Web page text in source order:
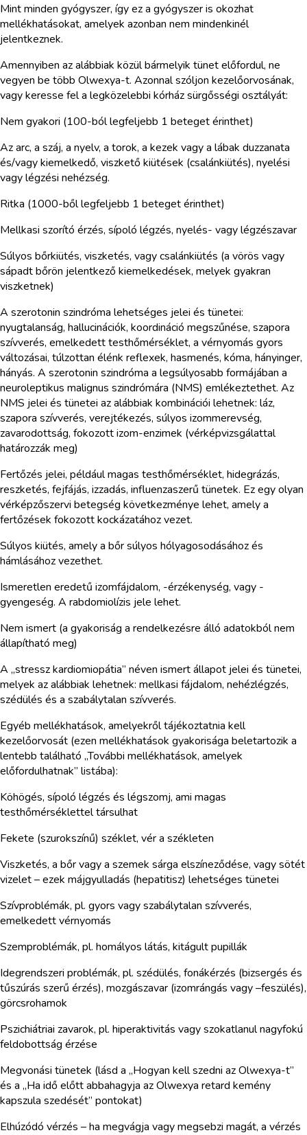
Mint minden gyógyszer, így ez a gyógyszer is okozhat
mellékhatásokat, amelyek azonban nem mindenkinél
jelentkeznek.
Amennyiben az alábbiak közül bármelyik tünet előfordul, ne
vegyen be több Olwexya-t. Azonnal szóljon kezelőorvosának,
vagy keresse fel a legközelebbi kórház sürgősségi osztályát:
Nem gyakori (100-ból legfeljebb 1 beteget érinthet)
Az arc, a száj, a nyelv, a torok, a kezek vagy a lábak duzzanata
és/vagy kiemelkedő, viszkető kiütések (csalánkiütés), nyelési
vagy légzési nehézség.
Ritka (1000-ből legfeljebb 1 beteget érinthet)
Mellkasi szorító érzés, sípoló légzés, nyelés- vagy légzészavar
Súlyos bőrkiütés, viszketés, vagy csalánkiütés (a vörös vagy
sápadt bőrön jelentkező kiemelkedések, melyek gyakran
viszketnek)
A szerotonin szindróma lehetséges jelei és tünetei:
nyugtalanság, hallucinációk, koordináció megszűnése, szapora
szívverés, emelkedett testhőmérséklet, a vérnyomás gyors
változásai, túlzottan élénk reflexek, hasmenés, kóma, hányinger,
hányás. A szerotonin szindróma a legsúlyosabb formájában a
neuroleptikus malignus szindrómára (NMS) emlékeztethet. Az
NMS jelei és tünetei az alábbiak kombinációi lehetnek: láz,
szapora szívverés, verejtékezés, súlyos izommerevség,
zavarodottság, fokozott izom-enzimek (vérképvizsgálattal
határozzák meg)
Fertőzés jelei, például magas testhőmérséklet, hidegrázás,
reszketés, fejfájás, izzadás, influenzaszerű tünetek. Ez egy olyan
vérképzőszervi betegség következménye lehet, amely a
fertőzések fokozott kockázatához vezet.
Súlyos kiütés, amely a bőr súlyos hólyagosodásához és
hámlásához vezethet.
Ismeretlen eredetű izomfájdalom, -érzékenység, vagy -
gyengeség. A rabdomiolízis jele lehet.
Nem ismert (a gyakoriság a rendelkezésre álló adatokból nem
állapítható meg)
A „stressz kardiomiopátia” néven ismert állapot jelei és tünetei,
melyek az alábbiak lehetnek: mellkasi fájdalom, nehézlégzés,
szédülés és a szabálytalan szívverés.
Egyéb mellékhatások, amelyekről tájékoztatnia kell
kezelőorvosát (ezen mellékhatások gyakorisága beletartozik a
lentebb található „További mellékhatások, amelyek
előfordulhatnak” listába):
Köhögés, sípoló légzés és légszomj, ami magas
testhőmérséklettel társulhat
Fekete (szurokszínű) széklet, vér a székleten
Viszketés, a bőr vagy a szemek sárga elszíneződése, vagy sötét
vizelet – ezek májgyulladás (hepatitisz) lehetséges tünetei
Szívproblémák, pl. gyors vagy szabálytalan szívverés,
emelkedett vérnyomás
Szemproblémák, pl. homályos látás, kitágult pupillák
Idegrendszeri problémák, pl. szédülés, fonákérzés (bizsergés és
tűszúrás szerű érzés), mozgászavar (izomrángás vagy –feszülés),
görcsrohamok
Pszichiátriai zavarok, pl. hiperaktivitás vagy szokatlanul nagyfokú
feldobottság érzése
Megvonási tünetek (lásd a „Hogyan kell szedni az Olwexya-t”
és a „Ha idő előtt abbahagyja az Olwexya retard kemény
kapszula szedését” pontokat)
Elhúzódó vérzés – ha megvágja vagy megsebzi magát, a vérzés